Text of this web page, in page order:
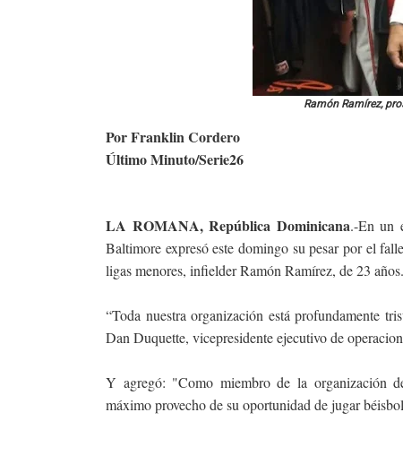
Ramón Ramírez,
Por Franklin Cordero
Último Minuto/Serie26
LA ROMANA, República Dominicana.-En un
Baltimore expresó este domingo su pesar por el
ligas menores, infielder Ramón Ramírez, de 23 años.
“Toda nuestra organización está profundamente
Dan Duquette, vicepresidente ejecutivo de
Y agregó: "Como miembro de la organización
máximo provecho de su oportunidad de jugar